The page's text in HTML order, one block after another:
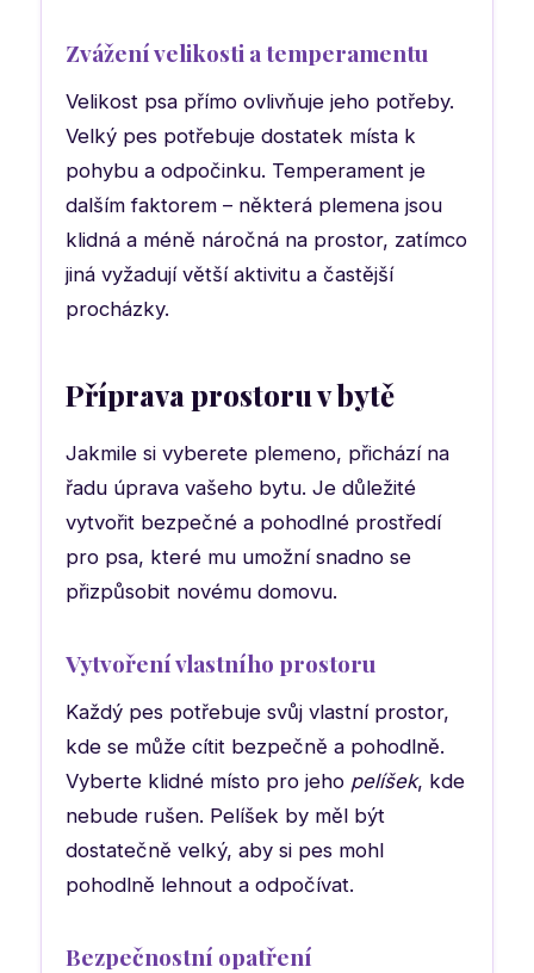
Zvážení velikosti a temperamentu
Velikost psa přímo ovlivňuje jeho potřeby.
Velký pes potřebuje dostatek místa k
pohybu a odpočinku. Temperament je
dalším faktorem – některá plemena jsou
klidná a méně náročná na prostor, zatímco
jiná vyžadují větší aktivitu a častější
procházky.
Příprava prostoru v bytě
Jakmile si vyberete plemeno, přichází na
řadu úprava vašeho bytu. Je důležité
vytvořit bezpečné a pohodlné prostředí
pro psa, které mu umožní snadno se
přizpůsobit novému domovu.
Vytvoření vlastního prostoru
Každý pes potřebuje svůj vlastní prostor,
kde se může cítit bezpečně a pohodlně.
Vyberte klidné místo pro jeho pelíšek, kde
nebude rušen. Pelíšek by měl být
dostatečně velký, aby si pes mohl
pohodlně lehnout a odpočívat.
Bezpečnostní opatření